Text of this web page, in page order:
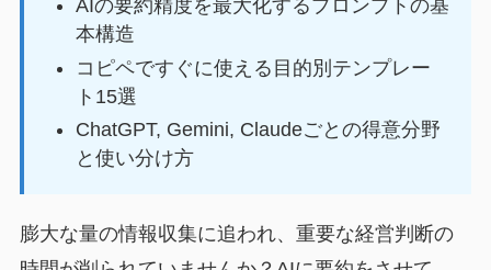
AIの要約精度を最大化するプロンプトの基
本構造
コピペですぐに使える目的別テンプレー
ト15選
ChatGPT, Gemini, Claudeごとの得意分野
と使い分け方
膨大な量の情報収集に追われ、重要な経営判断の